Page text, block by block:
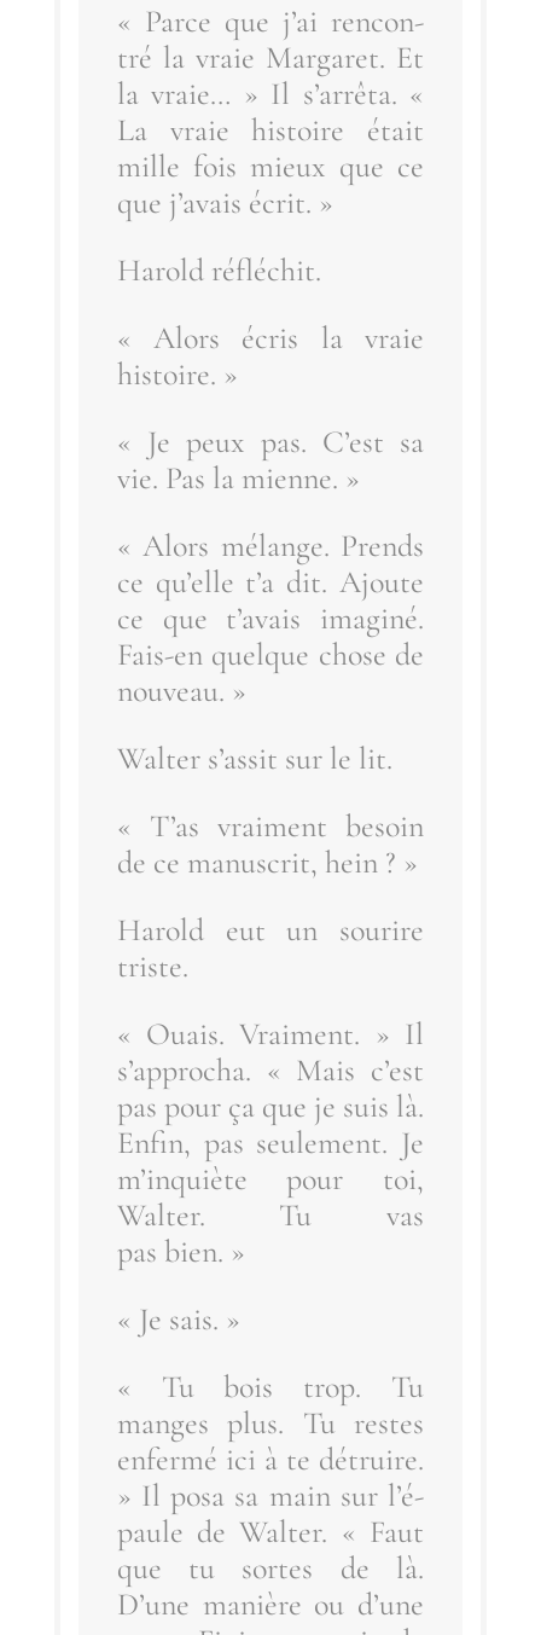
« Parce que j’ai ren­con­
tré la vraie Mar­ga­ret. Et
la vraie… » Il s’ar­rê­ta. «
La vraie his­toire était
mille fois mieux que ce
que j’a­vais écrit. »
Harold réflé­chit.
« Alors écris la vraie
histoire. »
« Je peux pas. C’est sa
vie. Pas la mienne. »
« Alors mélange. Prends
ce qu’elle t’a dit. Ajoute
ce que t’a­vais ima­gi­né.
Fais-en quelque chose de
nouveau. »
Wal­ter s’as­sit sur le lit.
« T’as vrai­ment besoin
de ce manus­crit, hein ? »
Harold eut un sou­rire
triste.
« Ouais. Vrai­ment. » Il
s’ap­pro­cha. « Mais c’est
pas pour ça que je suis là.
Enfin, pas seule­ment. Je
m’in­quiète pour toi,
Wal­ter. Tu vas
pas bien. »
« Je sais. »
« Tu bois trop. Tu
manges plus. Tu restes
enfer­mé ici à te détruire.
» Il posa sa main sur l’é­
paule de Wal­ter. « Faut
que tu sortes de là.
D’une manière ou d’une